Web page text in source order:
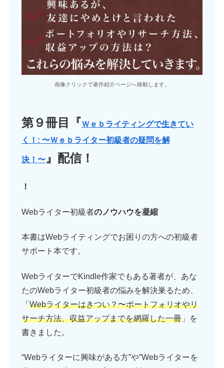
画像クリックで著作紹介ページへ移動します。
第９冊目『Ｗｅｂライティングで生きてい
く！: 〜Ｗｅｂライター初級者の疑問を解
決！〜』配信！
！
Webライター初級者のノウハウを凝縮
本書はWebライティングでお困りの方への初級者
サポート本です。
WebライターでKindle作家でもある著者が、あな
たのWebライター初級者の悩みを解決巣るため、
「 Webライターはきつい？〜ポートフォリオやリ
サーチ方法、収益アップまでを網羅した一冊 」を
書きました。
“Webライターに興味がある方”や”Webライターを